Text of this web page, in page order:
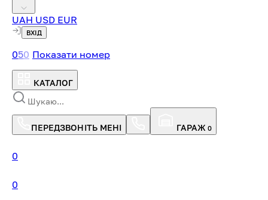
UAH USD EUR
ВХІД
050 Показати номер
КАТАЛОГ
ПЕРЕДЗВОНІТЬ МЕНІ ГАРАЖ 0
0
0